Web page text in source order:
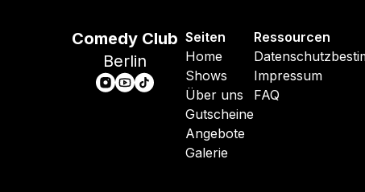
Comedy Club
Berlin
Seiten
Home
Shows
Über uns
Gutscheine
Angebote
Galerie
Ressourcen
Impressum
FAQ